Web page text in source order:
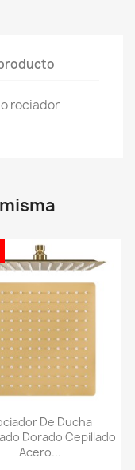
rociador
De Ducha
Dorado Cepillado
Acero...